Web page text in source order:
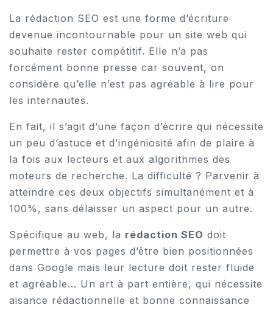
La rédaction SEO est une forme d’écriture
devenue incontournable pour un site web qui
souhaite rester compétitif. Elle n’a pas
forcément bonne presse car souvent, on
considère qu’elle n’est pas agréable à lire pour
les internautes.
En fait, il s’agit d’une façon d’écrire qui nécessite
un peu d’astuce et d’ingéniosité afin de plaire à
la fois aux lecteurs et aux algorithmes des
moteurs de recherche. La difficulté ? Parvenir à
atteindre ces deux objectifs simultanément et à
100%, sans délaisser un aspect pour un autre.
Spécifique au web, la rédaction SEO doit
permettre à vos pages d’être bien positionnées
dans Google mais leur lecture doit rester fluide
et agréable… Un art à part entière, qui nécessite
aisance rédactionnelle et bonne connaissance